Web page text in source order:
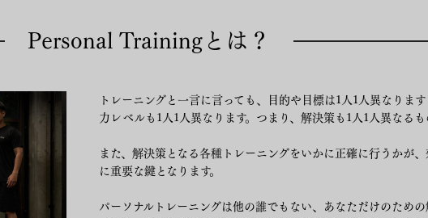
Personal Trainingとは？
トレーニングと一言に言っても、目的や目標は1人1人異なりま
力レベルも1人1人異なります。つまり、解決策も1人1人異なるも
また、解決策となる各種トレーニングをいかに正確に行うかが
に重要な鍵となります。
パーソナルトレーニングは他の誰でもない、あなただけのため